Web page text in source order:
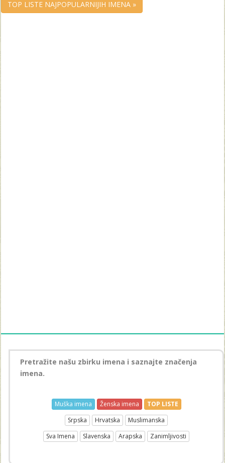
TOP LISTE NAJPOPULARNIJIH IMENA »
Pretražite našu zbirku imena i saznajte značenja
imena.
Muška imena Ženska imena
TOP LISTE
Srpska
Hrvatska
Muslimanska
Sva Imena
Slavenska Arapska Zanimljivosti